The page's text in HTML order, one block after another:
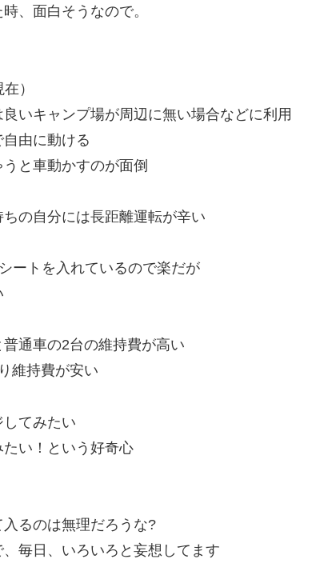
、面白そうなので。
）
いキャンプ場が周辺に無い場合などに利用
由に動ける
車動かすのが面倒
の自分には長距離運転が辛い
トを入れているので楽だが
通車の2台の維持費が高い
維持費が安い
てみたい
い！という好奇心
るのは無理だろうな?
毎日、いろいろと妄想してます